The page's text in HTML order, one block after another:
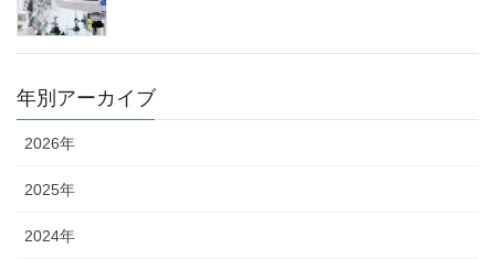
年別アーカイブ
2026年
2025年
2024年